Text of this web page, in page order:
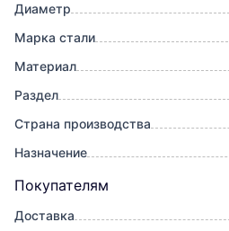
Диаметр
Марка стали
Материал
Раздел
Страна производства
Назначение
Покупателям
Доставка